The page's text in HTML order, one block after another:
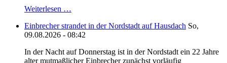
Weiterlesen …
Einbrecher strandet in der Nordstadt auf Hausdach So,
09.08.2026 - 08:42
In der Nacht auf Donnerstag ist in der Nordstadt ein 22 Jahre
alter mutmaßlicher Einbrecher zunächst vorläufig